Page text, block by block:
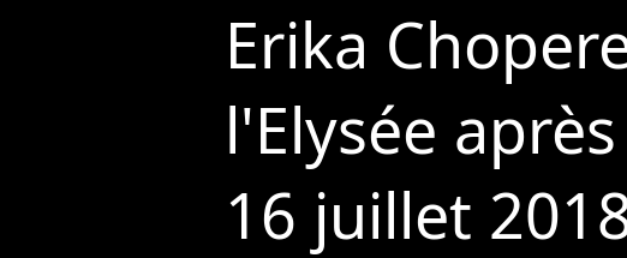
Erika
l'Elysée
16 juillet